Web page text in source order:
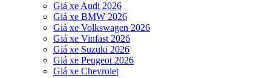
Giá xe Audi 2026
Giá xe BMW 2026
Giá xe Volkswagen 2026
Giá xe Vinfast 2026
Giá xe Suzuki 2026
Giá xe Peugeot 2026
Giá xe Chevrolet